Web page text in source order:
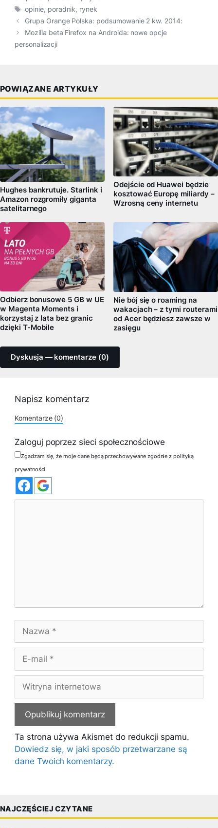
Tagi
opinie, poradnik, rynek
Grupa Orange Polska: podsumowanie 2 kw. 2014:
Mozilla beta Firefox na Androida: nowe opcje
personalizacji
POWIĄZANE ARTYKUŁY
Hughes bankrutuje. Starlink i
Amazon rozgromiły giganta
satelitarnego
Odejście od Huawei będzie
kosztować Europę miliardy –
Wzrosną ceny internetu
Odbierz bonusowe 5 GB w UE
w Magenta Moments i
korzystaj z lata bez granic
dzięki T-Mobile
Nie bój się o roaming na
wakacjach – z tymi routerami
od Acer będziesz zawsze w
zasięgu
Dyskusja — komentarze (0)
Napisz komentarz
Komentarze (0)
Zaloguj poprzez sieci społecznościowe
Zgadzam się, że moje dane będą przechowywane zgodnie z polityką
prywatności
Nazwa
Witryna
internetowa
Ta strona używa Akismet do redukcji spamu.
Dowiedz się, w jaki sposób przetwarzane są
dane Twoich komentarzy.
NAJCZĘŚCIEJ CZYTANE